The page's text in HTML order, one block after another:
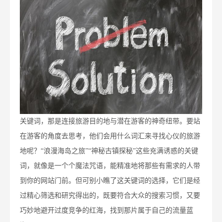
关键词，那是连接旅游目的地与潜在游客的神奇纽带。要站
在游客的角度去思考，他们会用什么词汇来寻找心仪的旅游
地呢？“浪漫海岛之旅”“神秘古镇探秘”这些充满诱惑的关键
词，就像是一个个魔法咒语，能精准地将那些有需求的人带
到你的网站门前。但可别小瞧了这关键词的选择，它们是经
过精心筛选和研究得出的，既要符合大众的搜索习惯，又要
巧妙地避开过度竞争的红海，找到那片属于自己的流量蓝